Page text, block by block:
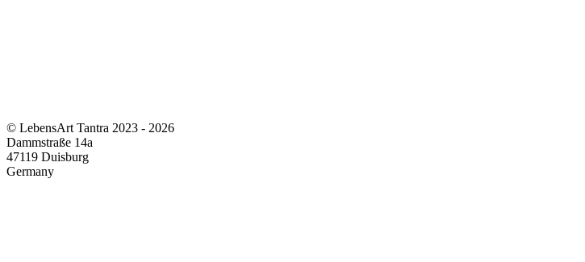
© LebensArt Tantra 2023 - 2026
Dammstraße 14a
47119 Duisburg
Germany